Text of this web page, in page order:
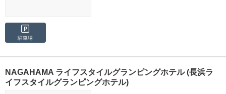
駐車場
NAGAHAMA ライフスタイルグランピングホテル (長浜ラ
イフスタイルグランピングホテル)